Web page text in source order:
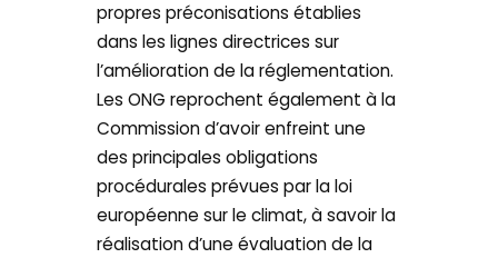
propres préconisations établies
dans les lignes directrices sur
l’amélioration de la réglementation.
Les ONG reprochent également à la
Commission d’avoir enfreint une
des principales obligations
procédurales prévues par la loi
européenne sur le climat, à savoir la
réalisation d’une évaluation de la